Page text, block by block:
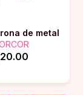
de metal